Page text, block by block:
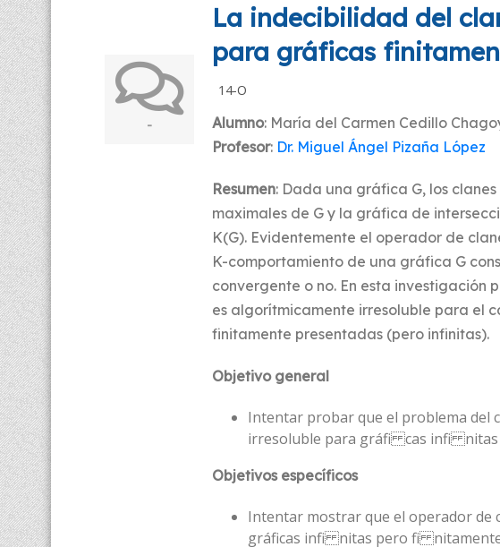
-
La indecibilidad del
para gráficas
14-O
Alumno: Marí­a del Carmen Cedillo
Profesor: Dr. Miguel Ángel Pizaña López
Resumen: Dada una gráfica G, los
maximales de G y la gráfica de
K(G). Evidentemente el operador de
K-comportamiento de una gráfica G
convergente o no. En esta investigación
es algorítmicamente irresoluble para el
finitamente presentadas (pero infinitas).
Objetivo general
Intentar probar que el problema del
irresoluble para gráfi cas infi
Objetivos específicos
Intentar mostrar que el operador de
gráficas infi nitas pero fi nitamente